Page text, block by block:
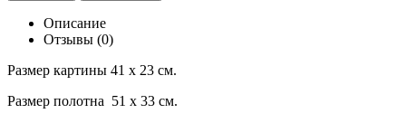
Описание
Отзывы (0)
Размер картины 41 х 23 см.
Размер полотна 51 х 33 см.